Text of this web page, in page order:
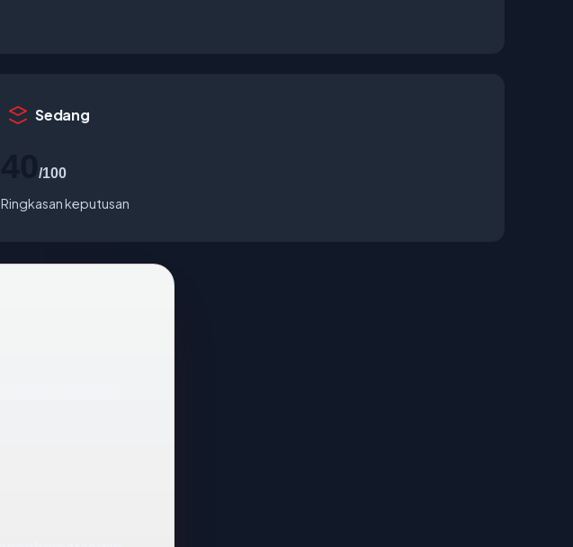
Sedang
/100
Ringkasan keputusan